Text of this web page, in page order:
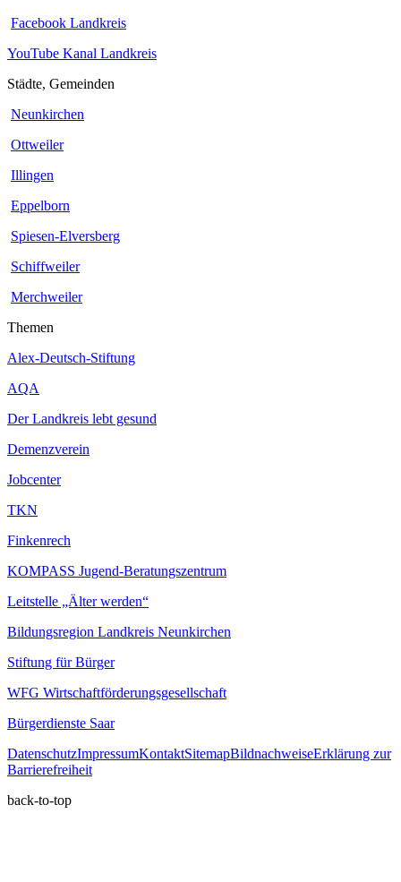
Facebook Landkreis
YouTube Kanal Landkreis
Städte, Gemeinden
Neunkirchen
Ottweiler
Illingen
Eppelborn
Spiesen-Elversberg
Schiffweiler
Merchweiler
Themen
Alex-Deutsch-Stiftung
AQA
Der Landkreis lebt gesund
Demenzverein
Jobcenter
TKN
Finkenrech
KOMPASS Jugend-Beratungszentrum
Leitstelle „Älter werden“
Bildungsregion Landkreis Neunkirchen
Stiftung für Bürger
WFG Wirtschaftförderungsgesellschaft
Bürgerdienste Saar
DatenschutzImpressumKontaktSitemapBildnachweiseErklärung zur
Barrierefreiheit
back-to-top